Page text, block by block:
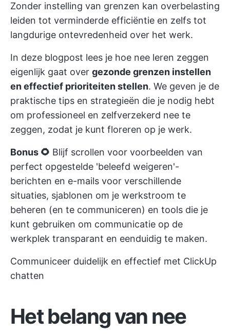
Zonder instelling van grenzen kan overbelasting
leiden tot verminderde efficiëntie en zelfs tot
langdurige ontevredenheid over het werk.
In deze blogpost lees je hoe nee leren zeggen
eigenlijk gaat over gezonde grenzen instellen
en effectief prioriteiten stellen. We geven je de
praktische tips en strategieën die je nodig hebt
om professioneel en zelfverzekerd nee te
zeggen, zodat je kunt floreren op je werk.
Bonus 🌻 Blijf scrollen voor voorbeelden van
perfect opgestelde 'beleefd weigeren'-
berichten en e-mails voor verschillende
situaties, sjablonen om je werkstroom te
beheren (en te communiceren) en tools die je
kunt gebruiken om communicatie op de
werkplek transparant en eenduidig te maken.
Communiceer duidelijk en effectief met ClickUp
chatten
Het belang van nee